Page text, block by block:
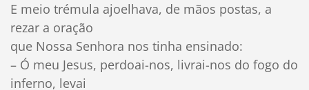
E meio trémula ajoelhava, de mãos postas, a
rezar a oração
que Nossa Senhora nos tinha ensinado:
– Ó meu Jesus, perdoai-nos, livrai-nos do fogo do
inferno, levai